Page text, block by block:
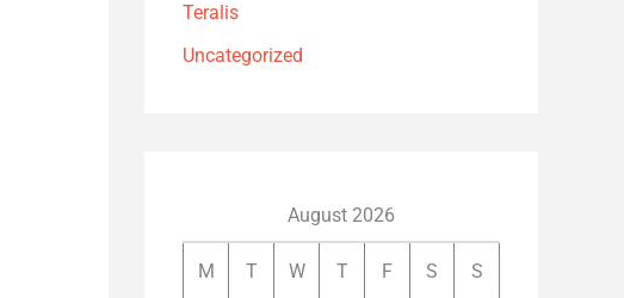
Teralis
Uncategorized
August 2026
M T W T F S S